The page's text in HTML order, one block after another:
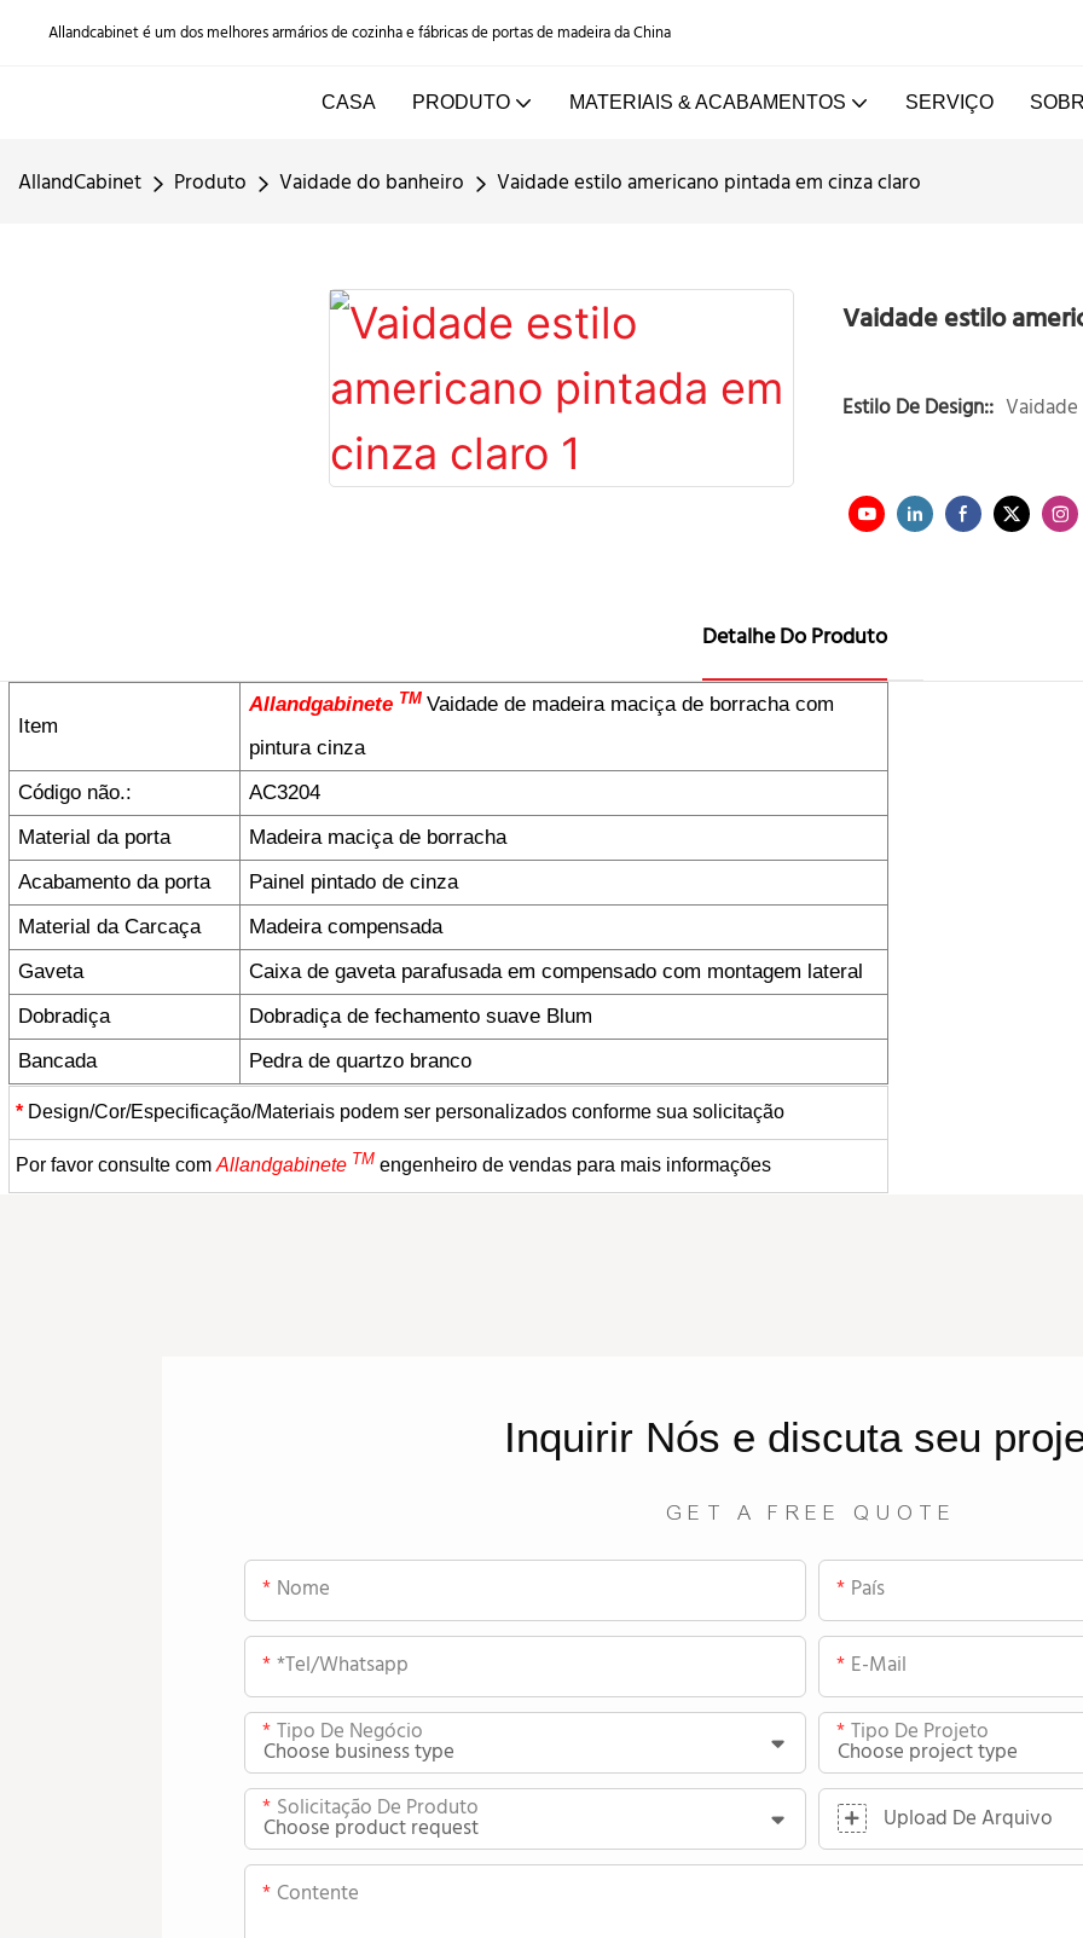
Allandcabinet é um dos melhores armários de cozinha e fábricas de portas de madeira da China
CASA PRODUTO MATERIAIS & ACABAMENTOS SERVIÇO
AllandCabinet Produto Vaidade do banheiro Vaidade estilo americano pintada em cinza claro
Vaidade estilo
Estilo De Design::
Detalhe Do Produto
Item
Allandgabinete TMVaidade de madeira maciça de borracha com
pintura cinza
Código não.:
AC3204
Material da porta
Madeira maciça de borracha
Acabamento da porta
Painel pintado de cinza
Material da Carcaça
Madeira compensada
Gaveta
Caixa de gaveta parafusada em compensado com montagem lateral
Dobradiça
Dobradiça de fechamento suave Blum
Bancada
Pedra de quartzo branco
*Design/Cor/Especificação/Materiais podem ser personalizados conforme sua solicitação
Por favor consulte com Allandgabinete TM engenheiro de vendas para mais informações
Inquirir Nós e discuta seu
GET A FREE QUOTE
Nome País
*tel/whatsapp E-Mail
Tipo De Negócio Tipo De Projeto
Solicitação De Produto Upload De Arquivo
Contente